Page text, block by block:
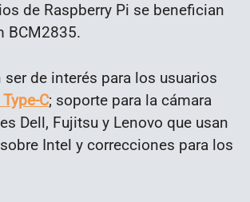
de Raspberry Pi se benefician
BCM2835.
de interés para los usuarios
Type-C; soporte para la cámara
Dell, Fujitsu y Lenovo que usan
Intel y correcciones para los